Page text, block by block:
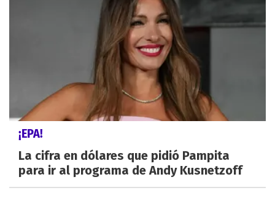
¡EPA!
La cifra en dólares que pidió Pampita
para ir al programa de Andy Kusnetzoff